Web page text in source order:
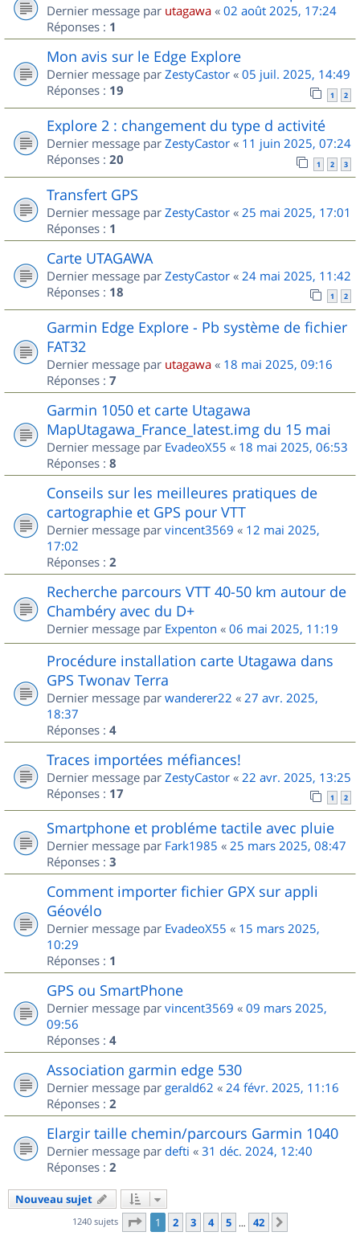
Dernier message par utagawa « 02 août 2025, 17:24
Réponses : 1
Mon avis sur le Edge Explore
Dernier message par ZestyCastor « 05 juil. 2025, 14:49
Réponses : 19 1 2
Explore 2 : changement du type d activité
Dernier message par ZestyCastor « 11 juin 2025, 07:24
Réponses : 20 1 2 3
Transfert GPS
Dernier message par ZestyCastor « 25 mai 2025, 17:01
Réponses : 1
Carte UTAGAWA
Dernier message par ZestyCastor « 24 mai 2025, 11:42
Réponses : 18 1 2
Garmin Edge Explore - Pb système de fichier
FAT32
Dernier message par utagawa « 18 mai 2025, 09:16
Réponses : 7
Garmin 1050 et carte Utagawa
MapUtagawa_France_latest.img du 15 mai
Dernier message par EvadeoX55 « 18 mai 2025, 06:53
Réponses : 8
Conseils sur les meilleures pratiques de
cartographie et GPS pour VTT
Dernier message par vincent3569 « 12 mai 2025,
17:02
Réponses : 2
Recherche parcours VTT 40-50 km autour de
Chambéry avec du D+
Dernier message par Expenton « 06 mai 2025, 11:19
Procédure installation carte Utagawa dans
GPS Twonav Terra
Dernier message par wanderer22 « 27 avr. 2025,
18:37
Réponses : 4
Traces importées méfiances!
Dernier message par ZestyCastor « 22 avr. 2025, 13:25
Réponses : 17 1 2
Smartphone et probléme tactile avec pluie
Dernier message par Fark1985 « 25 mars 2025, 08:47
Réponses : 3
Comment importer fichier GPX sur appli
Géovélo
Dernier message par EvadeoX55 « 15 mars 2025,
10:29
Réponses : 1
GPS ou SmartPhone
Dernier message par vincent3569 « 09 mars 2025,
09:56
Réponses : 4
Association garmin edge 530
Dernier message par gerald62 « 24 févr. 2025, 11:16
Réponses : 2
Elargir taille chemin/parcours Garmin 1040
Dernier message par defti « 31 déc. 2024, 12:40
Réponses : 2
Nouveau sujet
1240 sujets Page 1sur
1 2 3 4 5 … 42